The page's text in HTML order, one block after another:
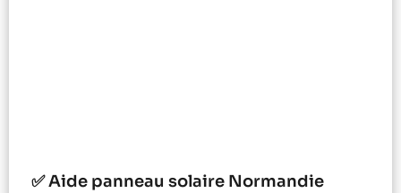
✅ Aide panneau solaire Normandie